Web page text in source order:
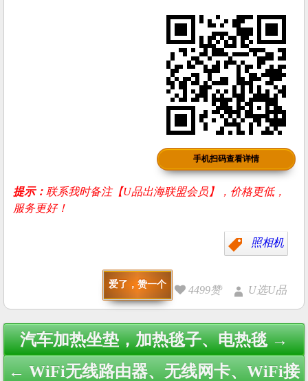
手机扫码查看详情
提示：联系我时备注【U品出海联盟会员】，价格更低，
服务更好！
照相机
爱了，赞一个 4499赞 U选U品
Post
navigation
汽车加热坐垫，加热毯子、电热毯 →
← WiFi无线路由器、无线网卡、WiFi接